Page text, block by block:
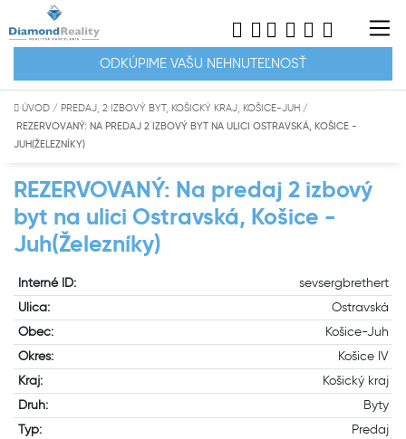
ODKÚPIME VAŠU NEHNUTEĽNOSŤ
ÚVOD / PREDAJ, 2 IZBOVÝ BYT, KOŠICKÝ KRAJ, KOŠICE-JUH /
REZERVOVANÝ: NA PREDAJ 2 IZBOVÝ BYT NA ULICI OSTRAVSKÁ, KOŠICE -
JUH(ŽELEZNÍKY)
REZERVOVANÝ: Na predaj 2 izbový
byt na ulici Ostravská, Košice -
Juh(Železníky)
Interné ID:
sevsergbrethert
Ulica:
Ostravská
Obec:
Košice-Juh
Okres:
Košice IV
Kraj:
Košický kraj
Druh:
Byty
Typ:
Predaj